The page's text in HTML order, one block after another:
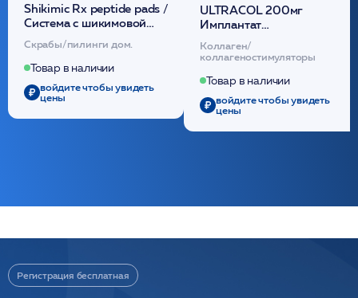
Shikimic Rx peptide pads /
Cистема с шикимовой
кислотой обновляющая
(30шт) /HP
Скрабы/пилинги дом.
Товар в наличии
войдите чтобы увидеть
цены
ULTRACOL 200мг
Имплантат
внутридермальный,
стерильный на основе
полидиоксанона
/ULTRACOL
Коллаген/
коллагеностимуляторы
Товар в наличии
войдите чтобы увидеть
цены
Регистрация бесплатная